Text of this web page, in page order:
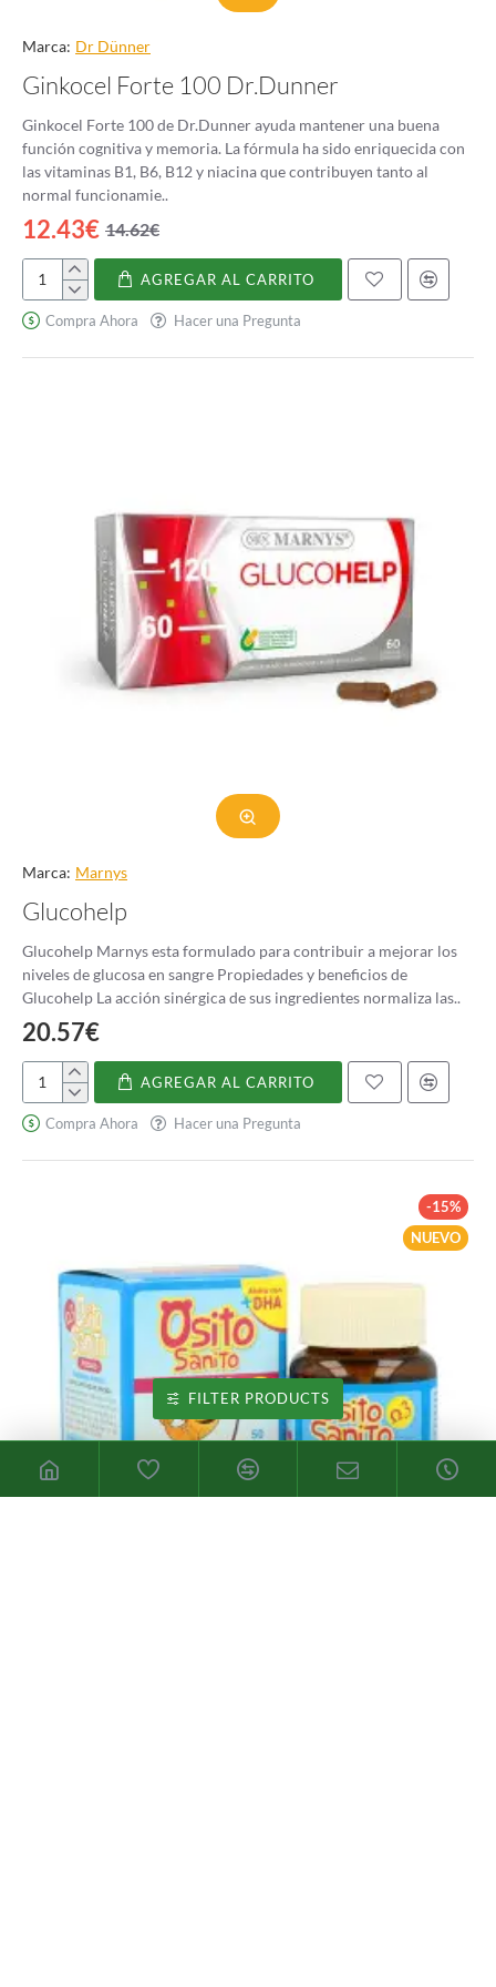
Marca: Dr Dünner
Ginkocel Forte 100 Dr.Dunner
Ginkocel Forte 100 de Dr.Dunner ayuda mantener una buena
función cognitiva y memoria. La fórmula ha sido enriquecida con
las vitaminas B1, B6, B12 y niacina que contribuyen tanto al
normal funcionamie..
12.43€ 14.62€
Ginkocel
Forte
100
Dr.Dunner
AGREGAR AL CARRITO
Compra Ahora Hacer una Pregunta
Marca: Marnys
Glucohelp
Glucohelp Marnys esta formulado para contribuir a mejorar los
niveles de glucosa en sangre Propiedades y beneficios de
Glucohelp La acción sinérgica de sus ingredientes normaliza las..
20.57€
Glucohelp
AGREGAR AL CARRITO
Compra Ahora Hacer una Pregunta
NUEVO
-15%
FILTER PRODUCTS